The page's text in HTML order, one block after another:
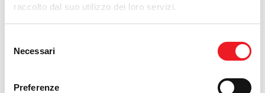
raccolto dal suo utilizzo dei loro servizi.
delNecessari
Preferenze
Fax